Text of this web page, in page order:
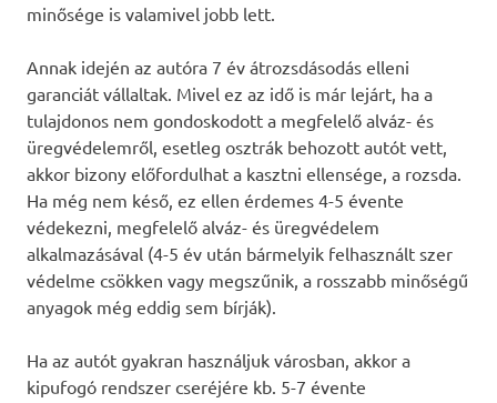
minősége is valamivel jobb lett.
Annak idején az autóra 7 év átrozsdásodás elleni
garanciát vállaltak. Mivel ez az idő is már lejárt, ha a
tulajdonos nem gondoskodott a megfelelő alváz- és
üregvédelemről, esetleg osztrák behozott autót vett,
akkor bizony előfordulhat a kasztni ellensége, a rozsda.
Ha még nem késő, ez ellen érdemes 4-5 évente
védekezni, megfelelő alváz- és üregvédelem
alkalmazásával (4-5 év után bármelyik felhasznált szer
védelme csökken vagy megszűnik, a rosszabb minőségű
anyagok még eddig sem bírják).
Ha az autót gyakran használjuk városban, akkor a
kipufogó rendszer cseréjére kb. 5-7 évente